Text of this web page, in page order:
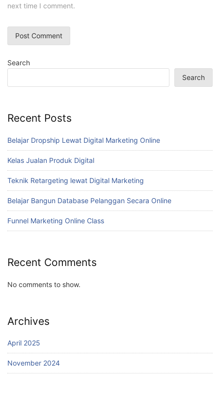
next time I comment.
Search
Search
Recent Posts
Belajar Dropship Lewat Digital Marketing Online
Kelas Jualan Produk Digital
Teknik Retargeting lewat Digital Marketing
Belajar Bangun Database Pelanggan Secara Online
Funnel Marketing Online Class
Recent Comments
No comments to show.
Archives
April 2025
November 2024